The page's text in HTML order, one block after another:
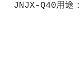
JNJX-Q40用途